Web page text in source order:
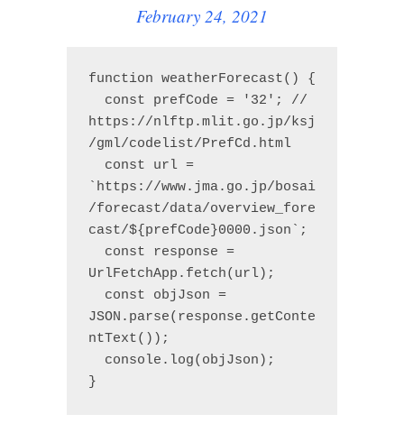
February 24, 2021
function weatherForecast() {
https://nlftp.mlit.go.jp/ksj
/gml/codelist/PrefCd.html
`https://www.jma.go.jp/bosai
/forecast/data/overview_fore
cast/${prefCode}0000.json`;
UrlFetchApp.fetch(url);
JSON.parse(response.getConte
ntText());
}